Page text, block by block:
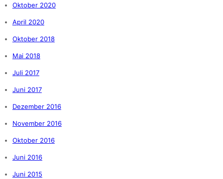
Oktober 2020
April 2020
Oktober 2018
Mai 2018
Juli 2017
Juni 2017
Dezember 2016
November 2016
Oktober 2016
Juni 2016
Juni 2015